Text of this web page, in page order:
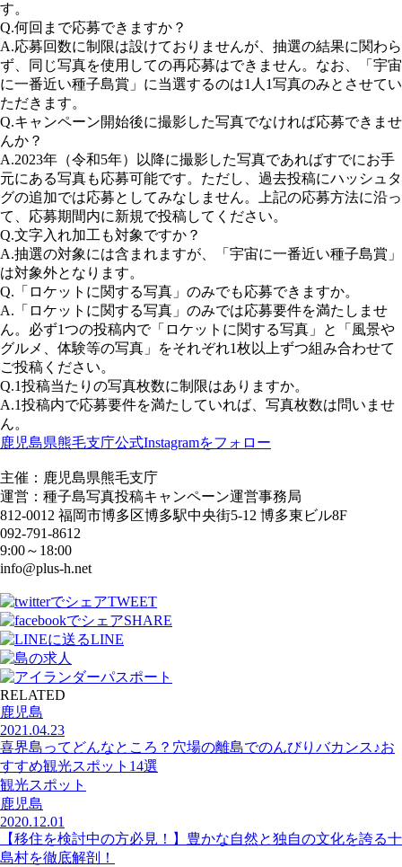
す。
Q.何回まで応募できますか？
A.応募回数に制限は設けておりませんが、抽選の結果に関わら
ず、同じ写真を使用しての再応募はできません。なお、「宇宙
に一番近い種子島賞」に当選するのは1人1写真のみとさせてい
ただきます。
Q.キャンペーン開始後に撮影した写真でなければ応募できませ
んか？
A.2023年（令和5年）以降に撮影した写真であればすでにお手
元にある写真も応募可能です。ただし、過去投稿にハッシュタ
グの追加では応募としてみなしません。上記の応募方法に沿っ
て、応募期間内に新規で投稿してください。
Q.文字入れ加工も対象ですか？
A.抽選の対象には含まれますが、「宇宙に一番近い種子島賞」
は対象外となります。
Q.「ロケットに関する写真」のみでも応募できますか。
A.「ロケットに関する写真」のみでは応募要件を満たしませ
ん。必ず1つの投稿内で「ロケットに関する写真」と「風景や
グルメ、体験等の写真」をそれぞれ1枚以上ずつ組み合わせて
ご投稿ください。
Q.1投稿当たりの写真枚数に制限はありますか。
A.1投稿内で応募要件を満たしていれば、写真枚数は問いませ
ん。
鹿児島県熊毛支庁公式Instagramをフォロー
主催：鹿児島県熊毛支庁
運営：種子島写真投稿キャンペーン運営事務局
812-0012 福岡市博多区博多駅中央街5-12 博多東ビル8F
092-791-8612
9:00～18:00
info@plus-h.net
TWEET
SHARE
LINE
RELATED
鹿児島
2021.04.23
喜界島ってどんなところ？穴場の離島でのんびりバカンス♪お
すすめ観光スポット14選
観光スポット
鹿児島
2020.12.01
【移住を検討中の方必見！】豊かな自然と独自の文化を誇る十
島村を徹底解剖！